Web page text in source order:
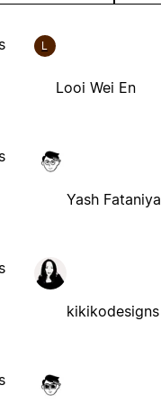
L
Looi Wei En
Yash Fataniya
kikikodesigns